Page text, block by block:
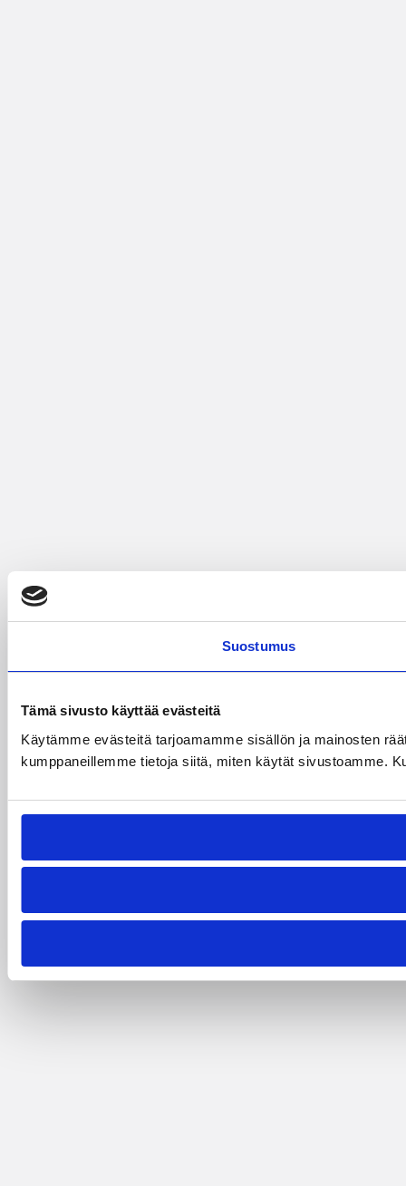
Suostumus
Tämä sivusto käyttää evästeitä
Käytämme evästeitä tarjoamamme sisällön ja mainosten
kumppaneillemme tietoja siitä, miten käytät sivustoamme.